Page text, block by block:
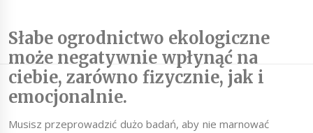
Słabe ogrodnictwo ekologiczne
może negatywnie wpłynąć na
ciebie, zarówno fizycznie, jak i
emocjonalnie.
Musisz przeprowadzić dużo badań, aby nie marnować